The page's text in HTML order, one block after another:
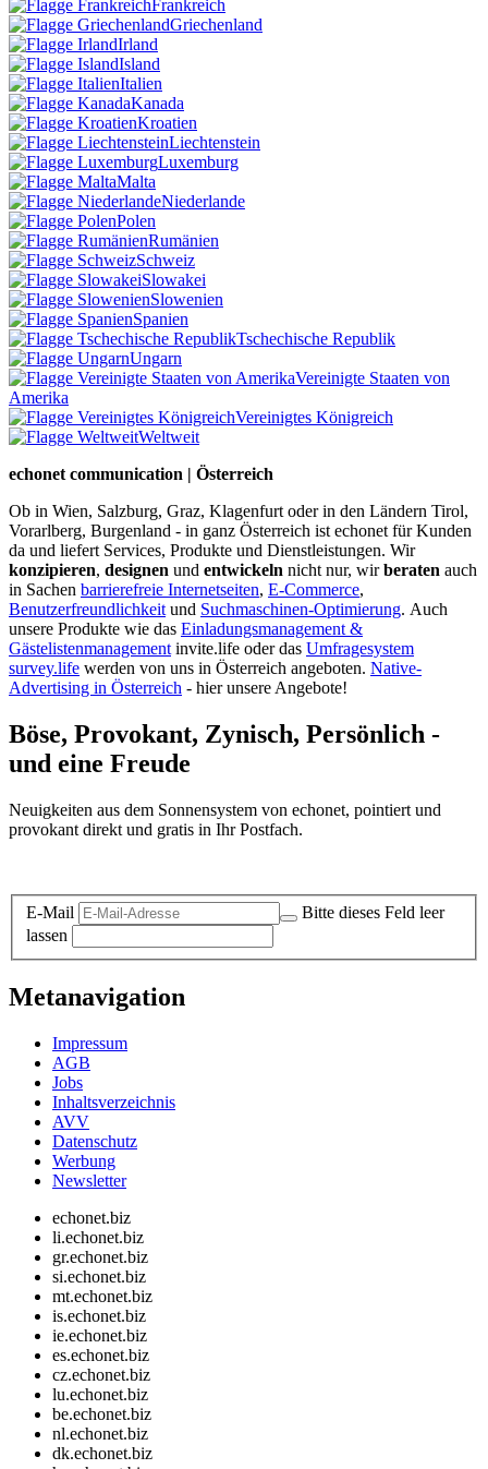
Frankreich
Griechenland
Irland
Island
Italien
Kanada
Kroatien
Liechtenstein
Luxemburg
Malta
Niederlande
Polen
Rumänien
Schweiz
Slowakei
Slowenien
Spanien
Tschechische Republik
Ungarn
Vereinigte Staaten von
Amerika
Vereinigtes Königreich
Weltweit
echonet communication | Österreich
Ob in Wien, Salzburg, Graz, Klagenfurt oder in den Ländern Tirol,
Vorarlberg, Burgenland - in ganz Österreich ist echonet für Kunden
da und liefert Services, Produkte und Dienstleistungen. Wir
konzipieren, designen und entwickeln nicht nur, wirberaten auch
in Sachen barrierefreie Internetseiten, E-Commerce,
Benutzerfreundlichkeit und Suchmaschinen-Optimierung. Auch
unsere Produkte wie das Einladungsmanagement &
Gästelistenmanagement invite.life oder das Umfragesystem
survey.life werden von uns in Österreich angeboten. Native-
Advertising in Österreich - hier unsere Angebote!
Böse, Provokant, Zynisch, Persönlich -
und eine Freude
Neuigkeiten aus dem Sonnensystem von echonet, pointiert und
provokant direkt und gratis in Ihr Postfach.
E-Mail
Bitte dieses Feld leer
lassen
Metanavigation
Impressum
AGB
Jobs
Inhaltsverzeichnis
AVV
Datenschutz
Werbung
Newsletter
echonet.biz
li.echonet.biz
gr.echonet.biz
si.echonet.biz
mt.echonet.biz
is.echonet.biz
ie.echonet.biz
es.echonet.biz
cz.echonet.biz
lu.echonet.biz
be.echonet.biz
nl.echonet.biz
dk.echonet.biz